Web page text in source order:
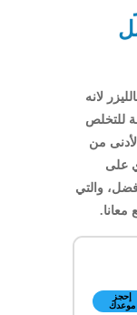
لانه
للتخلص
من
على
والتي
معانا.
إحجز
موعدك